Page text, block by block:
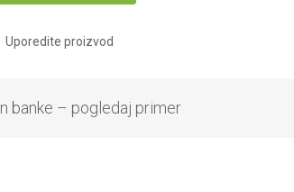
Uporedite proizvod
banke – pogledaj primer